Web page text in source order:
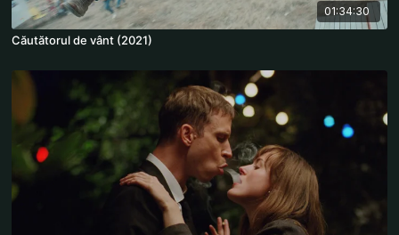
01:34:30
Căutătorul de vânt (2021)